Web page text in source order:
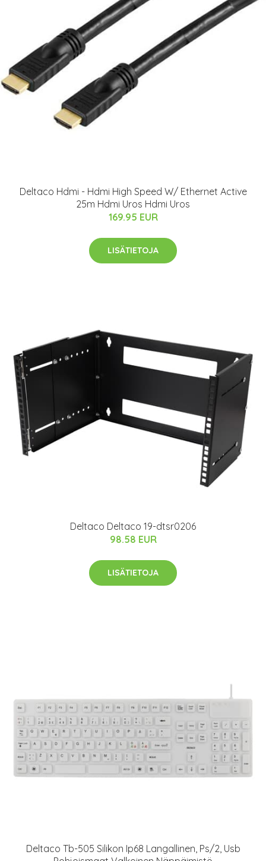
Deltaco Hdmi - Hdmi High Speed W/ Ethernet Active
25m Hdmi Uros Hdmi Uros
169.95 EUR
LISÄTIETOJA
Deltaco Deltaco 19-dtsr0206
98.58 EUR
LISÄTIETOJA
Deltaco Tb-505 Silikon Ip68 Langallinen, Ps/2, Usb